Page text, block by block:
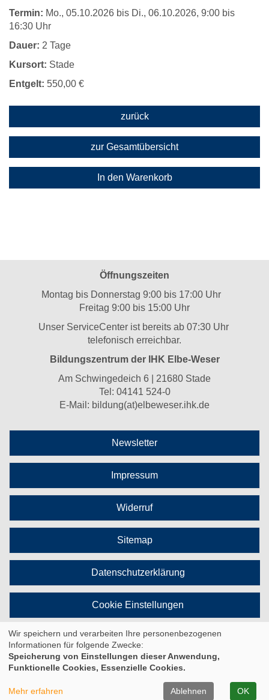
Termin: Mo., 05.10.2026 bis Di., 06.10.2026, 9:00 bis
16:30 Uhr
Dauer: 2 Tage
Kursort: Stade
Entgelt: 550,00 €
zurück
zur Gesamtübersicht
In den Warenkorb
Öffnungszeiten
Montag bis Donnerstag 9:00 bis 17:00 Uhr
Freitag 9:00 bis 15:00 Uhr
Unser ServiceCenter ist bereits ab 07:30 Uhr
telefonisch erreichbar.
Bildungszentrum der IHK Elbe-Weser
Am Schwingedeich 6 | 21680 Stade
Tel: 04141 524-0
E-Mail: bildung(at)elbeweser.ihk.de
Newsletter
Impressum
Widerruf
Sitemap
Datenschutzerklärung
Cookie Einstellungen
Vertrag widerrufen
Wir speichern und verarbeiten Ihre personenbezogenen
Informationen für folgende Zwecke:
Speicherung von Einstellungen dieser Anwendung,
Funktionelle Cookies, Essenzielle Cookies.
Mehr erfahren Ablehnen OK